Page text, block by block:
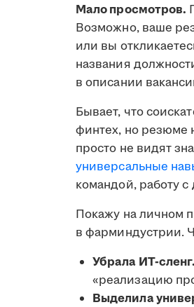
Мало просмотров.
Возможно, ваше
или вы
названия
в описании
Бывает, что
финтех, но резюме
просто не видят
универсальные
командой, работу
Покажу на личном
в фарминдустрии.
Убрала ИТ-сленг.
«реализацию
Выделила